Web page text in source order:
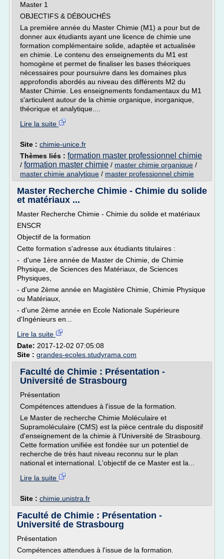
Master 1
OBJECTIFS & DÉBOUCHÉS
La première année du Master Chimie (M1) a pour but de
donner aux étudiants ayant une licence de chimie une
formation complémentaire solide, adaptée et actualisée
en chimie. Le contenu des enseignements du M1 est
homogène et permet de finaliser les bases théoriques
nécessaires pour poursuivre dans les domaines plus
approfondis abordés au niveau des différents M2 du
Master Chimie. Les enseignements fondamentaux du M1
s'articulent autour de la chimie organique, inorganique,
théorique et analytique....
Lire la suite
Site : chimie-unice.fr
Thèmes liés : formation master professionnel chimie
/ formation master chimie / master chimie organique /
master chimie analytique / master professionnel chimie
Master Recherche Chimie - Chimie du solide
et matériaux ...
Master Recherche Chimie - Chimie du solide et matériaux
ENSCR
Objectif de la formation
Cette formation s'adresse aux étudiants titulaires :
- d'une 1ère année de Master de Chimie, de Chimie
Physique, de Sciences des Matériaux, de Sciences
Physiques,
- d'une 2ème année en Magistère Chimie, Chimie Physique
ou Matériaux,
- d'une 2ème année en Ecole Nationale Supérieure
d'Ingénieurs en...
Lire la suite
Date: 2017-12-02 07:05:08
Site : grandes-ecoles.studyrama.com
Faculté de Chimie : Présentation -
Université de Strasbourg
Présentation
Compétences attendues à l'issue de la formation.
Le Master de recherche Chimie Moléculaire et
Supramoléculaire (CMS) est la pièce centrale du dispositif
d'enseignement de la chimie à l'Université de Strasbourg.
Cette formation unifiée est fondée sur un potentiel de
recherche de très haut niveau reconnu sur le plan
national et international. L'objectif de ce Master est la...
Lire la suite
Site : chimie.unistra.fr
Faculté de Chimie : Présentation -
Université de Strasbourg
Présentation
Compétences attendues à l'issue de la formation.